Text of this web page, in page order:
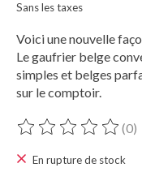
Sans les taxes
Voici une nouvelle
Le gaufrier belge
simples et belges
sur le comptoir.
Ce produit est évalué à
(0)
En rupture de stock